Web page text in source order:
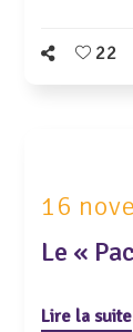
22
16
Le «
Lire la suite